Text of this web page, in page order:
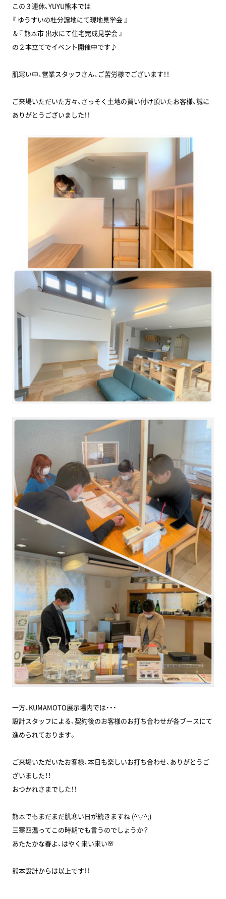
この３連休、YUYU熊本では
『 ゆうすいの杜分譲地にて現地見学会 』
＆『 熊本市 出水にて住宅完成見学会 』
の２本立てでイベント開催中です♪
肌寒い中、営業スタッフさん、ご苦労様でございます！！
ご来場いただいた方々、さっそく土地の買い付け頂いたお客様、誠に
ありがとうございました！！
一方、KUMAMOTO展示場内では・・・
設計スタッフによる、契約後のお客様のお打ち合わせが各ブースにて
進められております。
ご来場いただいたお客様、本日も楽しいお打ち合わせ、ありがとうご
ざいました！！
おつかれさまでした！！
熊本でもまだまだ肌寒い日が続きますね (^▽^;)
三寒四温ってこの時期でも言うのでしょうか？
あたたかな春よ、はやく来い来い🌸
熊本設計からは以上です！！